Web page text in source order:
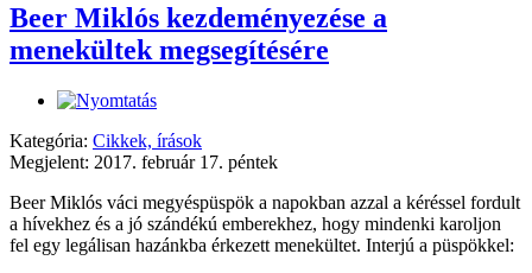
Beer Miklós kezdeményezése a
menekültek megsegítésére
Kategória: Cikkek, írások
Megjelent: 2017. február 17. péntek
Beer Miklós váci megyéspüspök a napokban azzal a kéréssel fordult
a hívekhez és a jó szándékú emberekhez, hogy mindenki karoljon
fel egy legálisan hazánkba érkezett menekültet. Interjú a püspökkel: